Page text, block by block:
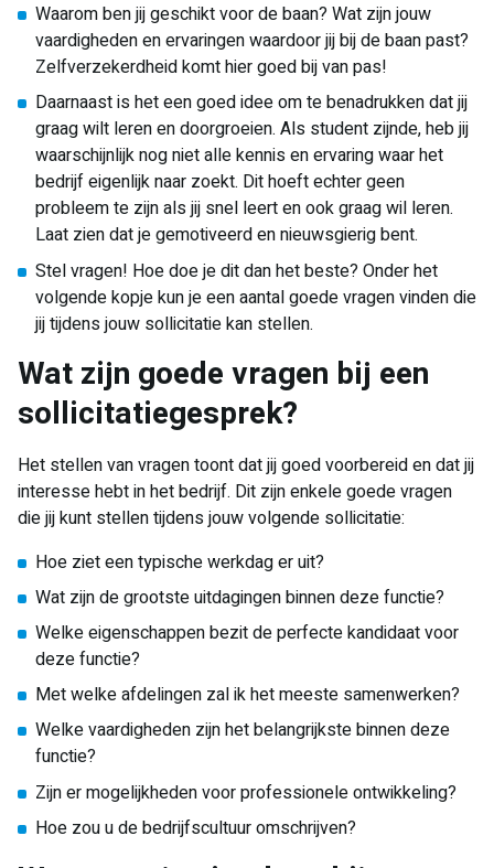
Waarom ben jij geschikt voor de baan? Wat zijn jouw
vaardigheden en ervaringen waardoor jij bij de baan past?
Zelfverzekerdheid komt hier goed bij van pas!
Daarnaast is het een goed idee om te benadrukken dat jij
graag wilt leren en doorgroeien. Als student zijnde, heb jij
waarschijnlijk nog niet alle kennis en ervaring waar het
bedrijf eigenlijk naar zoekt. Dit hoeft echter geen
probleem te zijn als jij snel leert en ook graag wil leren.
Laat zien dat je gemotiveerd en nieuwsgierig bent.
Stel vragen! Hoe doe je dit dan het beste? Onder het
volgende kopje kun je een aantal goede vragen vinden die
jij tijdens jouw sollicitatie kan stellen.
Wat zijn goede vragen bij een
sollicitatiegesprek?
Het stellen van vragen toont dat jij goed voorbereid en dat jij
interesse hebt in het bedrijf. Dit zijn enkele goede vragen
die jij kunt stellen tijdens jouw volgende sollicitatie:
Hoe ziet een typische werkdag er uit?
Wat zijn de grootste uitdagingen binnen deze functie?
Welke eigenschappen bezit de perfecte kandidaat voor
deze functie?
Met welke afdelingen zal ik het meeste samenwerken?
Welke vaardigheden zijn het belangrijkste binnen deze
functie?
Zijn er mogelijkheden voor professionele ontwikkeling?
Hoe zou u de bedrijfscultuur omschrijven?